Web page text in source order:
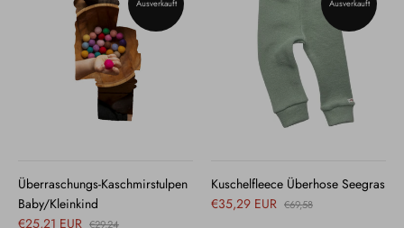
Ausverkauft
Überraschungs-Kaschmirstulpen
Baby/Kleinkind
€25,21 EUR €29,24
Ausverkauft
Kuschelfleece Überhose Seegras
€35,29 EUR €69,58